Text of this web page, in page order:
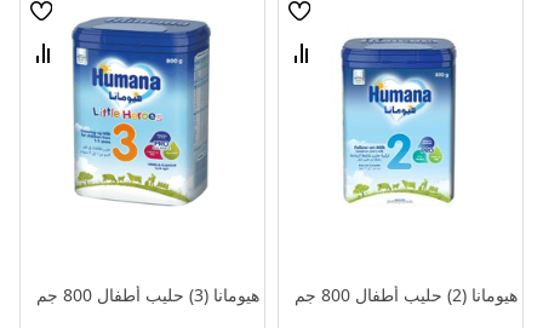
قائمة
قارن
هيومانا (2) حليب أطفال 800 جم
قائمة
قارن
هيومانا (3) حليب أطفال 800 جم